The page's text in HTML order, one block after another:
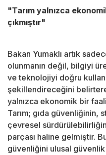
"Tarım yalnızca
çıkmıştır"
Bakan Yumaklı artık
olunmanın değil, bilgiyi
ve teknolojiyi doğru
şekillendireceğini
yalnızca ekonomik bir
Tarım; gıda güvenliğinin,
çevresel
parçası haline gelmiştir.
güvenliğini ulusal